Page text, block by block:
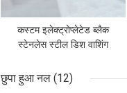
कस्टम इलेक्ट्रोप्लेटेड ब्लैक
स्टेनलेस स्टील डिश वाशिंग
छुपा हुआ नल (12)